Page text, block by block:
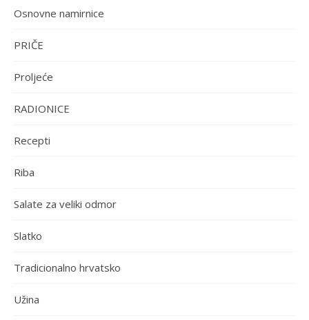
Osnovne namirnice
PRIČE
Proljeće
RADIONICE
Recepti
Riba
Salate za veliki odmor
Slatko
Tradicionalno hrvatsko
Užina